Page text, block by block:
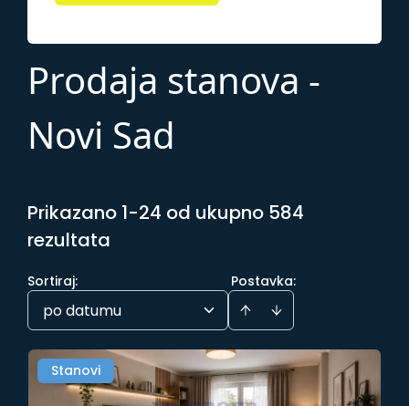
Prodaja stanova -
Novi Sad
Prikazano 1-24 od ukupno 584
rezultata
Postavka:
Sortiraj:
po datumu
Stanovi